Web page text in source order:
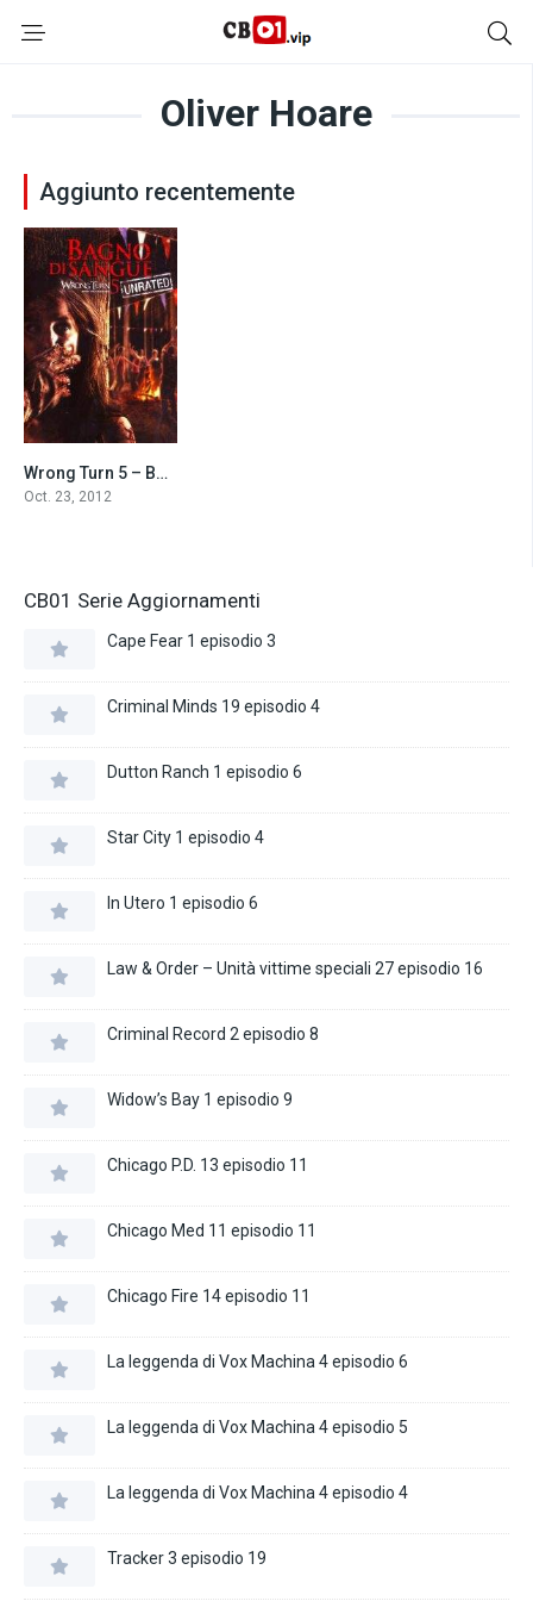
Oliver Hoare
Aggiunto recentemente
4.2
Wrong Turn 5 – Bagno di sangue (2012)
Oct. 23, 2012
CB01 Serie Aggiornamenti
Cape Fear 1 episodio 3
Criminal Minds 19 episodio 4
Dutton Ranch 1 episodio 6
Star City 1 episodio 4
In Utero 1 episodio 6
Law & Order – Unità vittime speciali 27 episodio 16
Criminal Record 2 episodio 8
Widow’s Bay 1 episodio 9
Chicago P.D. 13 episodio 11
Chicago Med 11 episodio 11
Chicago Fire 14 episodio 11
La leggenda di Vox Machina 4 episodio 6
La leggenda di Vox Machina 4 episodio 5
La leggenda di Vox Machina 4 episodio 4
Tracker 3 episodio 19